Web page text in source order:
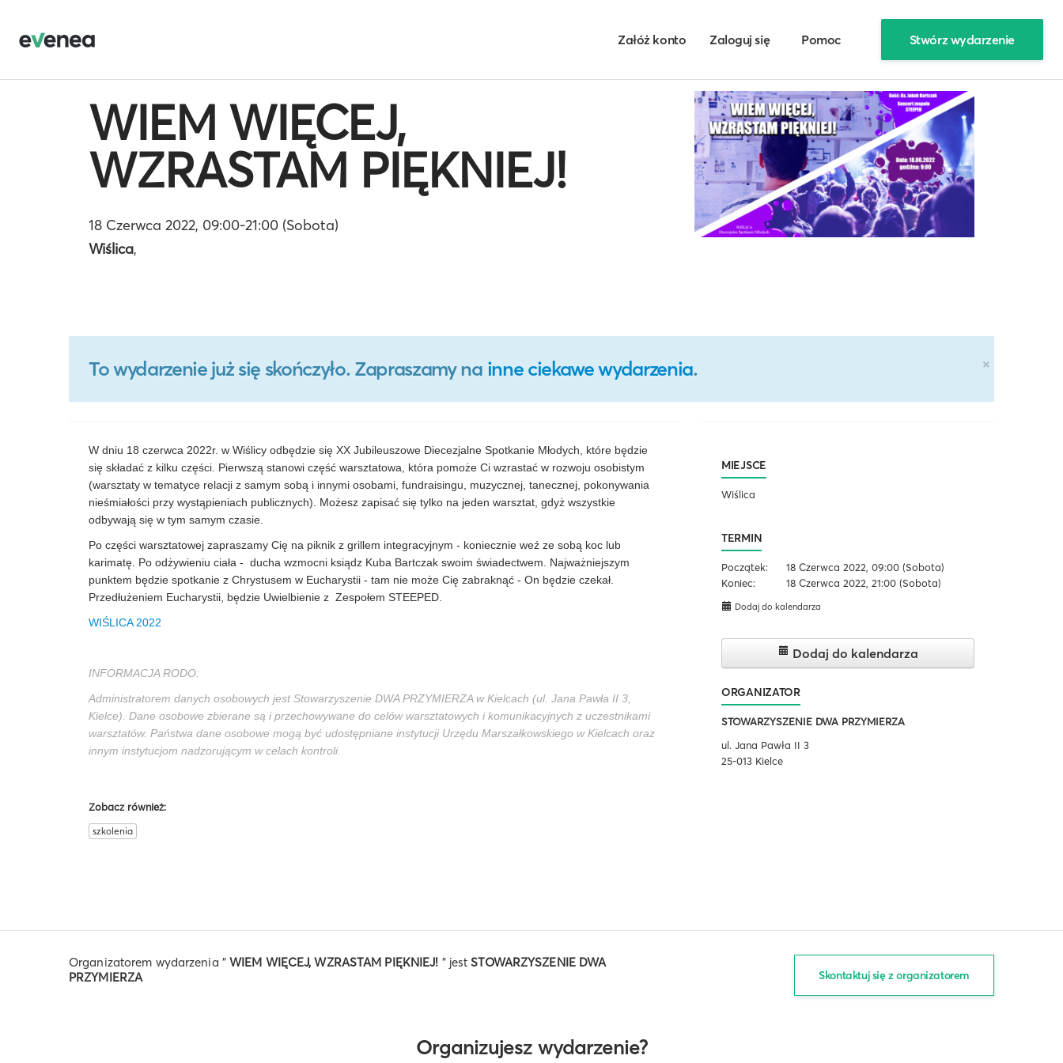
Załóż konto Zaloguj się Pomoc Stwórz wydarzenie
WIEM WIĘCEJ,
WZRASTAM PIĘKNIEJ!
18 Czerwca 2022, 09:00-21:00 (Sobota)
Wiślica,
×
To wydarzenie już się skończyło. Zapraszamy na inne ciekawe wydarzenia.
W dniu 18 czerwca 2022r. w Wiślicy odbędzie się XX Jubileuszowe Diecezjalne Spotkanie Młodych, które będzie
się składać z kilku części. Pierwszą stanowi część warsztatowa, która pomoże Ci wzrastać w rozwoju osobistym
(warsztaty w tematyce relacji z samym sobą i innymi osobami, fundraisingu, muzycznej, tanecznej, pokonywania
nieśmiałości przy wystąpieniach publicznych). Możesz zapisać się tylko na jeden warsztat, gdyż wszystkie
odbywają się w tym samym czasie.
Po części warsztatowej zapraszamy Cię na piknik z grillem integracyjnym - koniecznie weź ze sobą koc lub
karimatę. Po odżywieniu ciała - ducha wzmocni ksiądz Kuba Bartczak swoim świadectwem. Najważniejszym
punktem będzie spotkanie z Chrystusem w Eucharystii - tam nie może Cię zabraknąć - On będzie czekał.
Przedłużeniem Eucharystii, będzie Uwielbienie z Zespołem STEEPED.
WIŚLICA 2022
INFORMACJA RODO:
Administratorem danych osobowych jest Stowarzyszenie DWA PRZYMIERZA w Kielcach (ul. Jana Pawła II 3,
Kielce). Dane osobowe zbierane są i przechowywane do celów warsztatowych i komunikacyjnych z uczestnikami
warsztatów. Państwa dane osobowe mogą być udostępniane instytucji Urzędu Marszałkowskiego w Kielcach oraz
innym instytucjom nadzorującym w celach kontroli.
Zobacz również:
szkolenia
MIEJSCE
Wiślica
TERMIN
Początek: 18 Czerwca 2022, 09:00 (Sobota)
Koniec:
18 Czerwca 2022, 21:00 (Sobota)
Dodaj do kalendarza
Dodaj do kalendarza
ORGANIZATOR
STOWARZYSZENIE DWA PRZYMIERZA
ul. Jana Pawła II 3
25-013 Kielce
Organizatorem wydarzenia " WIEM WIĘCEJ, WZRASTAM PIĘKNIEJ! " jestSTOWARZYSZENIE DWA
PRZYMIERZA
Skontaktuj się z organizatorem
Organizujesz wydarzenie?